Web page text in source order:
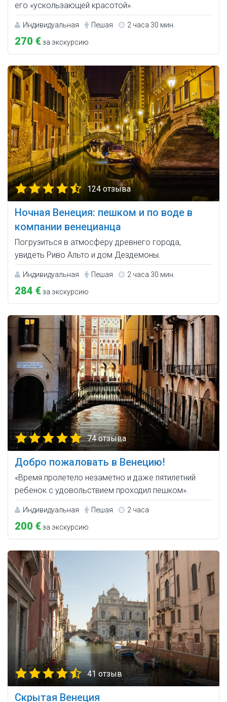
его «ускользающей красотой».
Индивидуальная Пешая 2 часа 30 мин.
270 €за экскурсию
124 отзыва
Ночная Венеция: пешком и по воде в
компании венецианца
Погрузиться в атмосферу древнего города,
увидеть Риво Альто и дом Дездемоны.
Индивидуальная Пешая 2 часа 30 мин.
284 €за экскурсию
74 отзыва
Добро пожаловать в Венецию!
«Время пролетело незаметно и даже пятилетний
ребенок с удовольствием проходил пешком».
Индивидуальная Пешая 2 часа
200 €за экскурсию
41 отзыв
Скрытая Венеция